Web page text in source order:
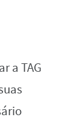
a TAG